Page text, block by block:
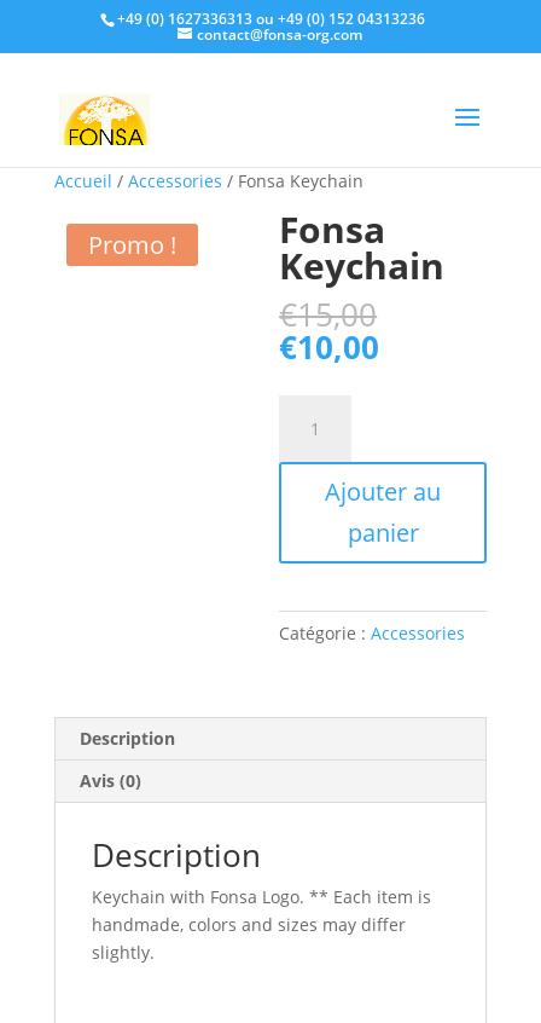
+49 (0) 1627336313 ou +49 (0) 152 04313236
contact@fonsa-org.com
Accueil / Accessories / Fonsa Keychain
Promo ! Fonsa
Keychain
€15,00
€10,00
€10,00.
Fonsa
KeychainAjouter au
panier
Catégorie :Accessories
Description
Avis (0)
Description
Keychain with Fonsa Logo. ** Each item is
handmade, colors and sizes may differ
slightly.